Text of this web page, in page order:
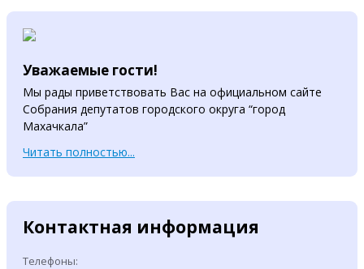
Уважаемые гости!
Мы рады приветствовать Вас на официальном сайте
Собрания депутатов городского округа “город
Махачкала”
Читать полностью...
Контактная информация
Телефоны: